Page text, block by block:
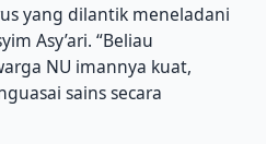
yang dilantik meneladani
Asy’ari. “Beliau
NU imannya kuat,
sains secara